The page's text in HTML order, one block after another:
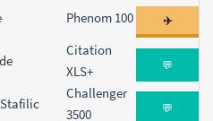
Phenom 100 ✈️
Citation
XLS+
💬
Challenger
3500
💬